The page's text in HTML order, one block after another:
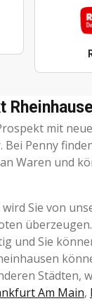
mit
Penny
Waren und
Sie von
und Sie
Städten,
Am Main,